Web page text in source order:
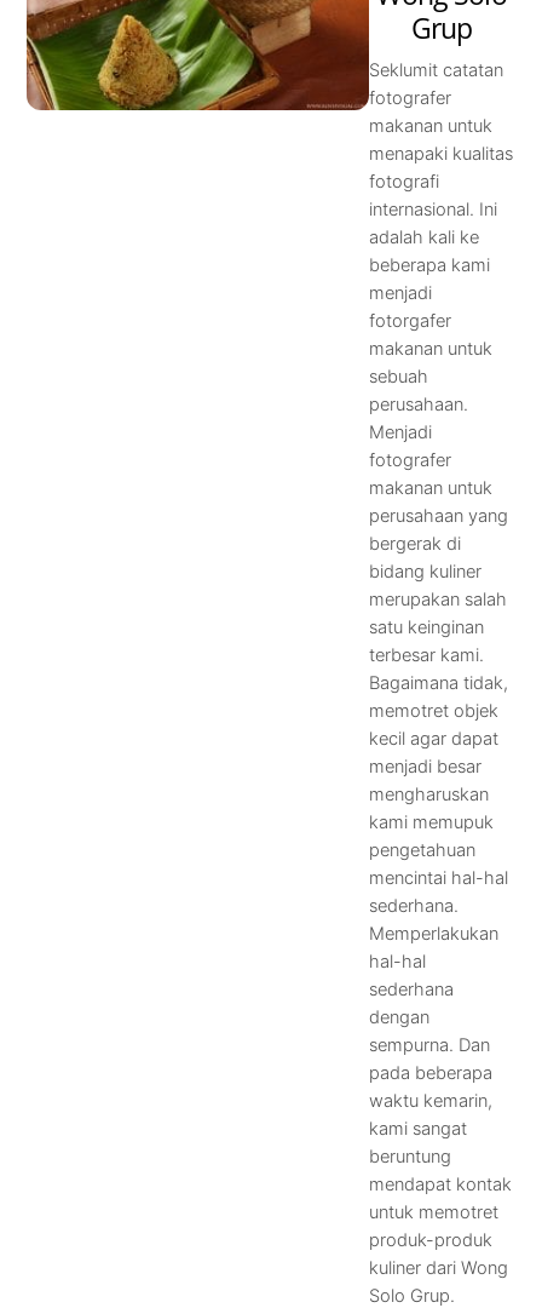
Grup
Seklumit catatan
fotografer
makanan untuk
menapaki kualitas
fotografi
internasional. Ini
adalah kali ke
beberapa kami
menjadi
fotorgafer
makanan untuk
sebuah
perusahaan.
Menjadi
fotografer
makanan untuk
perusahaan yang
bergerak di
bidang kuliner
merupakan salah
satu keinginan
terbesar kami.
Bagaimana tidak,
memotret objek
kecil agar dapat
menjadi besar
mengharuskan
kami memupuk
pengetahuan
mencintai hal-hal
sederhana.
Memperlakukan
hal-hal
sederhana
dengan
sempurna. Dan
pada beberapa
waktu kemarin,
kami sangat
beruntung
mendapat kontak
untuk memotret
produk-produk
kuliner dari Wong
Solo Grup.